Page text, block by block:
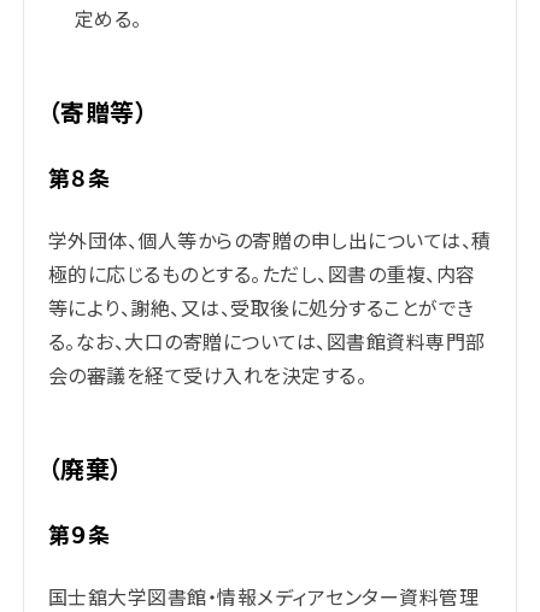
定める。
（寄贈等）
第８条
学外団体、個人等からの寄贈の申し出については、積
極的に応じるものとする。ただし、図書の重複、内容
等により、謝絶、又は、受取後に処分することができ
る。なお、大口の寄贈については、図書館資料専門部
会の審議を経て受け入れを決定する。
（廃棄）
第９条
国士舘大学図書館・情報メディアセンター資料管理